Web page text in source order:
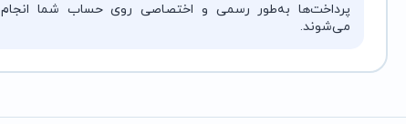
پرداخت‌ها به‌طور رسمی و اختصاصی روی حساب شما انجام
می‌شوند.